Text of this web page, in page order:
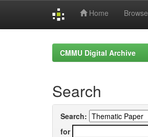
Home Browse
CMMU Digital Archive
Search
Search:
for